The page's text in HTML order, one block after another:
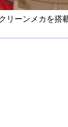
リーンメカを